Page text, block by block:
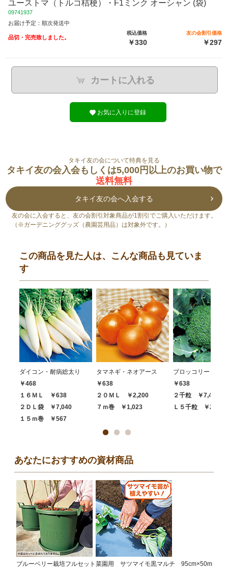
ユーストマ（トルコ桔梗）・F1ミンク オーシャン (袋)
09741937
お届け予定：順次発送中
品切・完売致しました。
税込価格
￥330
友の会割引価格
￥297
カートに入れる
お気に入りに登録
タキイ友の会について特典を見る
タキイ友の会入会もしくは5,000円以上のお買い物で
送料無料
タキイ友の会へ入会する
友の会に入会すると、友の会割引対象商品が1割引でご購入いただけます。
（※ガーデニンググッズ（農園芸用品）は対象外です。）
この商品を見た人は、こんな商品も見ていま
す
ダイコン・耐病総太り
￥468
１６ＭＬ ￥638
２ＤＬ袋 ￥7,040
１５ｍ巻 ￥567
タマネギ・ネオアース
￥638
２０ＭＬ ￥2,200
７ｍ巻 ￥1,023
ブロッコリー・ハ
￥638
２千粒 ￥7,480
Ｌ５千粒 ￥
あなたにおすすめの資材商品
ブルーベリー栽培フルセット 菜園用 サツマイモ黒マルチ 95cm×50m